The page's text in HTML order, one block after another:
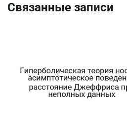
Связанные записи